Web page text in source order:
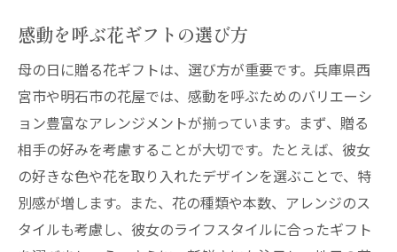
感動を呼ぶ花ギフトの選び方
母の日に贈る花ギフトは、選び方が重要です。兵庫県西
宮市や明石市の花屋では、感動を呼ぶためのバリエーシ
ョン豊富なアレンジメントが揃っています。まず、贈る
相手の好みを考慮することが大切です。たとえば、彼女
の好きな色や花を取り入れたデザインを選ぶことで、特
別感が増します。また、花の種類や本数、アレンジのス
タイルも考慮し、彼女のライフスタイルに合ったギフト